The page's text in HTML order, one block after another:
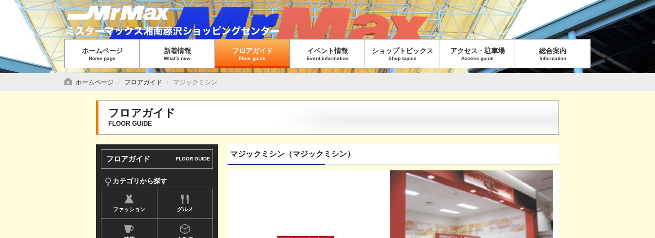
グ
ロ
ー
バ
ル
メ
ニ
ホームページ
Home page
新着情報
What's new
フロアガイド
Floor guide
イベント情報
Event information
ショップトピックス
Shop topics
アクセス・駐車場
Access guide
総合案内
Information
ホームページ フロアガイド マジックミシン
フロアガイド
FLOOR GUIDE
サ
イ
ド
ニ
FLOOR GUIDE
フロアガイド
カテゴリから探す
ファッション グルメ
マジックミシン（マジックミシン）